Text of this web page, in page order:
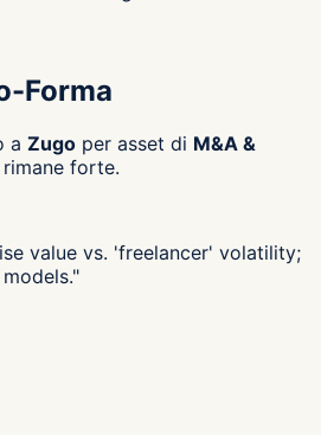
Forma
a Zugo per asset di M&A &
rimane forte.
value vs. 'freelancer' volatility;
"